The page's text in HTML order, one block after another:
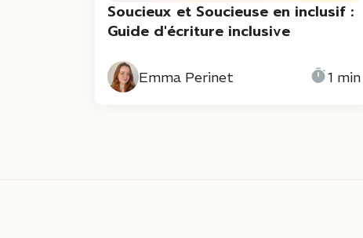
Soucieux et Soucieuse en inclusif :
Guide d'écriture inclusive
Emma Perinet 1 min